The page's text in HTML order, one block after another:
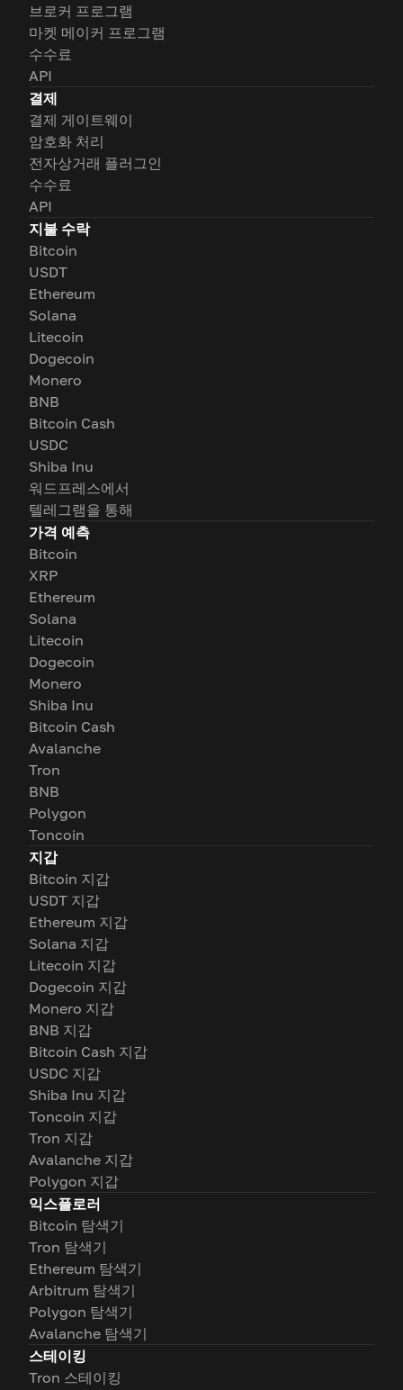
브로커 프로그램
마켓 메이커 프로그램
수수료
API
결제
결제 게이트웨이
암호화 처리
전자상거래 플러그인
수수료
API
지불 수락
Bitcoin
USDT
Ethereum
Solana
Litecoin
Dogecoin
Monero
BNB
Bitcoin Cash
USDC
Shiba Inu
워드프레스에서
텔레그램을 통해
가격 예측
Bitcoin
XRP
Ethereum
Solana
Litecoin
Dogecoin
Monero
Shiba Inu
Bitcoin Cash
Avalanche
Tron
BNB
Polygon
Toncoin
지갑
Bitcoin 지갑
USDT 지갑
Ethereum 지갑
Solana 지갑
Litecoin 지갑
Dogecoin 지갑
Monero 지갑
BNB 지갑
Bitcoin Cash 지갑
USDC 지갑
Shiba Inu 지갑
Toncoin 지갑
Tron 지갑
Avalanche 지갑
Polygon 지갑
익스플로러
Bitcoin 탐색기
Tron 탐색기
Ethereum 탐색기
Arbitrum 탐색기
Polygon 탐색기
Avalanche 탐색기
스테이킹
Tron 스테이킹